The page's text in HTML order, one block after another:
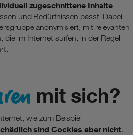
zugeschnittene Inhalte
und Bedürfnissen passt. Dabei
anonymisiert, mit relevanten
im Internet surfen, in der Regel
mit sich?
wie zum Beispiel
sind Cookies aber nicht.